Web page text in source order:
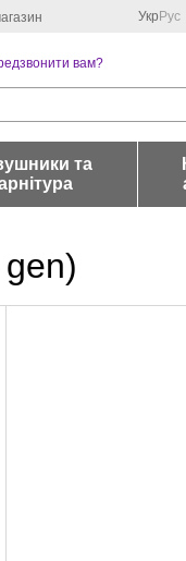
Укр Рус
вам?
та